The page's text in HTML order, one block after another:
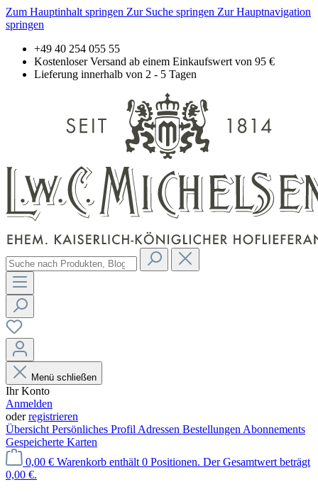
Zum Hauptinhalt springen Zur Suche springen Zur Hauptnavigation
springen
+49 40 254 055 55
Kostenloser Versand ab einem Einkaufswert von 95 €
Lieferung innerhalb von 2 - 5 Tagen
Menü schließen
Ihr Konto
Anmelden
oderregistrieren
Übersicht Persönliches Profil Adressen Bestellungen Abonnements
Gespeicherte Karten
0,00 € Warenkorb enthält 0 Positionen. Der Gesamtwert beträgt
0,00 €.